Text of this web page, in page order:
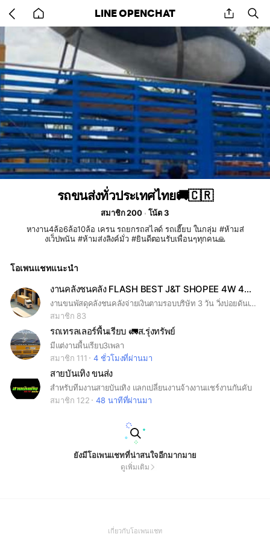
back
to
home
LINE OPENCHAT share
รถขนส่งทั่วประเทศไทย🚚🇨🇷
สมาชิก 200
โน้ต 3
หางาน4ล้อ6ล้อ10ล้อ เครน รถยกรถสไลด์ รถเฮี๊ยบ ในกลุ่ม #ห้ามส่
งเว็ปพนัน #ห้ามส่งลิงค์มั่ว #ยินดีตอนรับเพื่อนๆทุกคน🙏
โอเพนแชทแนะนำ
งานคลังชนคลัง FLASH BEST J&T SHOPEE 4W 4WJ 6W 14W
งานขนพัสดุคลังชนคลังจ่ายเงินตามรอบบริษัท 3 วัน วิ่งบ่อยดันเข้ากลุ่ม vip มีสำรองนำมัน ปิดตู้โอน ให้เส้นประจำ งานทั่วประเทศ หางานกลับ หางานไป ทักมาถาม จ่ายตรง ขอคนมีความรับผิดชอบไม่ทิ้งงาน
สมาชิก 83
รถเทรลเลอร์พื้นเรียบ 🚛ส.รุ่งทรัพย์
มีแต่งานพื้นเรียบ3เพลา
สมาชิก 111
4 ชั่วโมงที่ผ่านมา
สายบันเทิง ขนส่ง
สำหรับทีมงานสายบันเทิง แลกเปลี่ยนงานจ้างงานแชร์งานกันคับ
สมาชิก 122
48 นาทีที่ผ่านมา
ยังมีโอเพนแชทที่น่าสนใจอีกมากมาย
ดูเพิ่มเติม
เกี่ยวกับโอเพนแชท(Open